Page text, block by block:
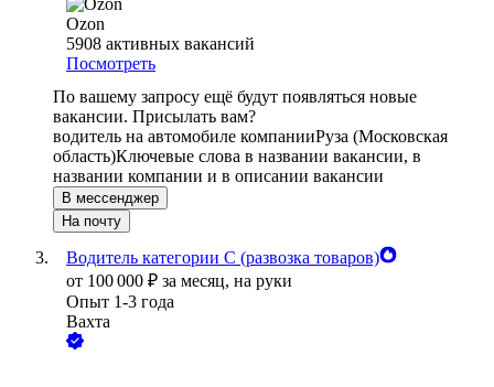
Ozon
5908 активных вакансий
Посмотреть
По вашему запросу ещё будут появляться новые
вакансии. Присылать вам?
водитель на автомобиле компанииРуза (Московская
область)Ключевые слова в названии вакансии, в
названии компании и в описании вакансии
В мессенджер
На почту
Водитель категории С (развозка товаров)
от 100 000 ₽ за месяц, на руки
Опыт 1-3 года
Вахта